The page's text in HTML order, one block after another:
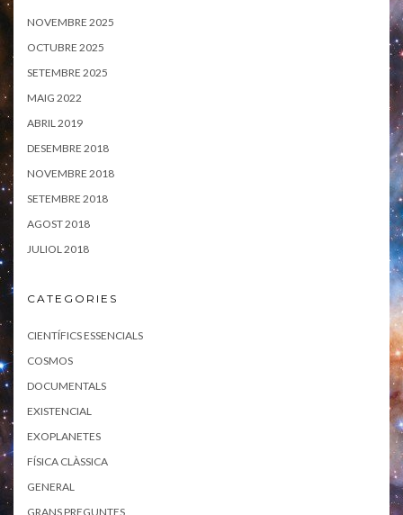
NOVEMBRE 2025
OCTUBRE 2025
SETEMBRE 2025
MAIG 2022
ABRIL 2019
DESEMBRE 2018
NOVEMBRE 2018
SETEMBRE 2018
AGOST 2018
JULIOL 2018
CATEGORIES
CIENTÍFICS ESSENCIALS
COSMOS
DOCUMENTALS
EXISTENCIAL
EXOPLANETES
FÍSICA CLÀSSICA
GENERAL
GRANS PREGUNTES